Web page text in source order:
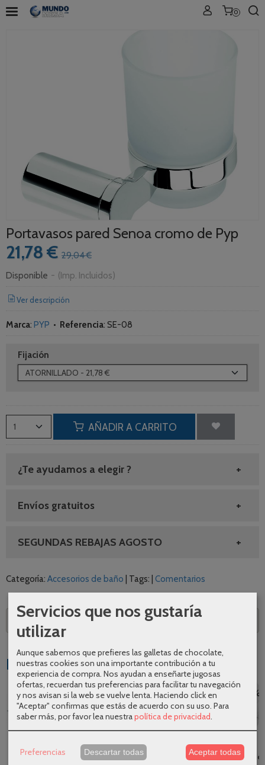
0
Portavasos pared Senoa cromo de Pyp
21,78 € 29,04 €
Disponible - (Imp. Incluidos)
Ver descripción
Marca: PYP • Referencia: SE-08
Fijación
AÑADIR A CARRITO
¿Te ayudamos a elegir ?
Envíos gratuitos
SEGUNDAS REBAJAS AGOSTO
Categoría: Accesorios de baño Tags: Comentarios
Descripción
Productos Relacionados
-20 %
Repisa Carmen
de Manillons
-25 %
Barra mediana
cromo Rubi
-25 %
Jabonera pared
Rubi de Pyp
-25 %
Portavasos
pared Tivoli de
Servicios que nos gustaría
utilizar
Aunque sabemos que prefieres las galletas de chocolate,
nuestras cookies son una importante contribución a tu
experiencia de compra. Nos ayudan a enseñarte jugosas
ofertas, recuerdan tus preferencias para facilitar tu navegación
y nos avisan si la web se vuelve lenta. Haciendo click en
"Aceptar" confirmas que estás de acuerdo con su uso. Para
saber más, por favor lea nuestrapolítica de privacidad
Preferencias Descartar todas Aceptar todas